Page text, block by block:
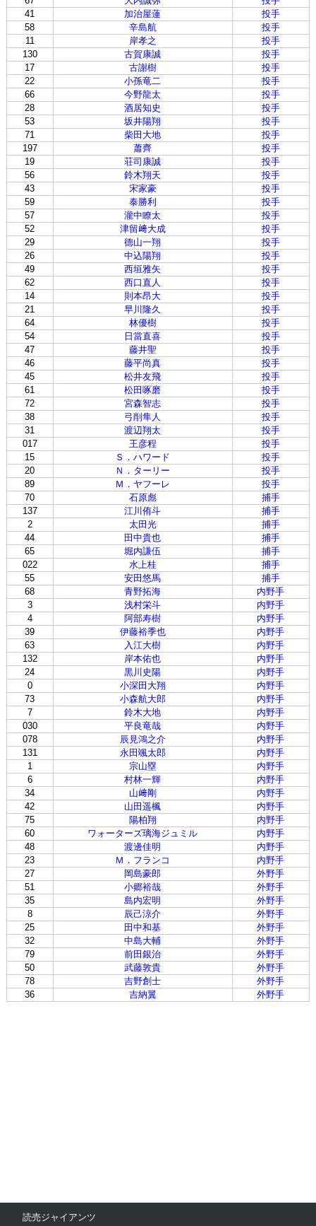
41
加治屋蓮
投手
58
辛島航
投手
11
岸孝之
投手
130
古賀康誠
投手
17
古謝樹
投手
22
小孫竜二
投手
66
今野龍太
投手
28
酒居知史
投手
53
坂井陽翔
投手
71
柴田大地
投手
197
蕭齊
投手
19
荘司康誠
投手
56
鈴木翔天
投手
43
宋家豪
投手
59
泰勝利
投手
57
瀧中瞭太
投手
52
津留﨑大成
投手
29
德山一翔
投手
26
中込陽翔
投手
49
西垣雅矢
投手
62
西口直人
投手
14
則本昂大
投手
21
早川隆久
投手
64
林優樹
投手
54
日當直喜
投手
47
藤井聖
投手
46
藤平尚真
投手
45
松井友飛
投手
61
松田啄磨
投手
72
宮森智志
投手
38
弓削隼人
投手
31
渡辺翔太
投手
017
王彦程
投手
15
Ｓ．ハワード
投手
20
Ｎ．ターリー
投手
89
Ｍ．ヤフーレ
投手
70
石原彪
捕手
137
江川侑斗
捕手
2
太田光
捕手
44
田中貴也
捕手
65
堀内謙伍
捕手
022
水上桂
捕手
55
安田悠馬
捕手
68
青野拓海
内野手
3
浅村栄斗
内野手
4
阿部寿樹
内野手
39
伊藤裕季也
内野手
63
入江大樹
内野手
132
岸本佑也
内野手
24
黒川史陽
内野手
0
小深田大翔
内野手
73
小森航大郎
内野手
7
鈴木大地
内野手
030
平良竜哉
内野手
078
辰見鴻之介
内野手
131
永田颯太郎
内野手
1
宗山塁
内野手
6
村林一輝
内野手
34
山﨑剛
内野手
42
山田遥楓
内野手
75
陽柏翔
内野手
60
ワォーターズ璃海ジュミル
内野手
48
渡邊佳明
内野手
23
Ｍ．フランコ
内野手
27
岡島豪郎
外野手
51
小郷裕哉
外野手
35
島内宏明
外野手
8
辰己涼介
外野手
25
田中和基
外野手
32
中島大輔
外野手
79
前田銀治
外野手
50
武藤敦貴
外野手
78
吉野創士
外野手
36
吉納翼 外野手
読売ジャイアンツ